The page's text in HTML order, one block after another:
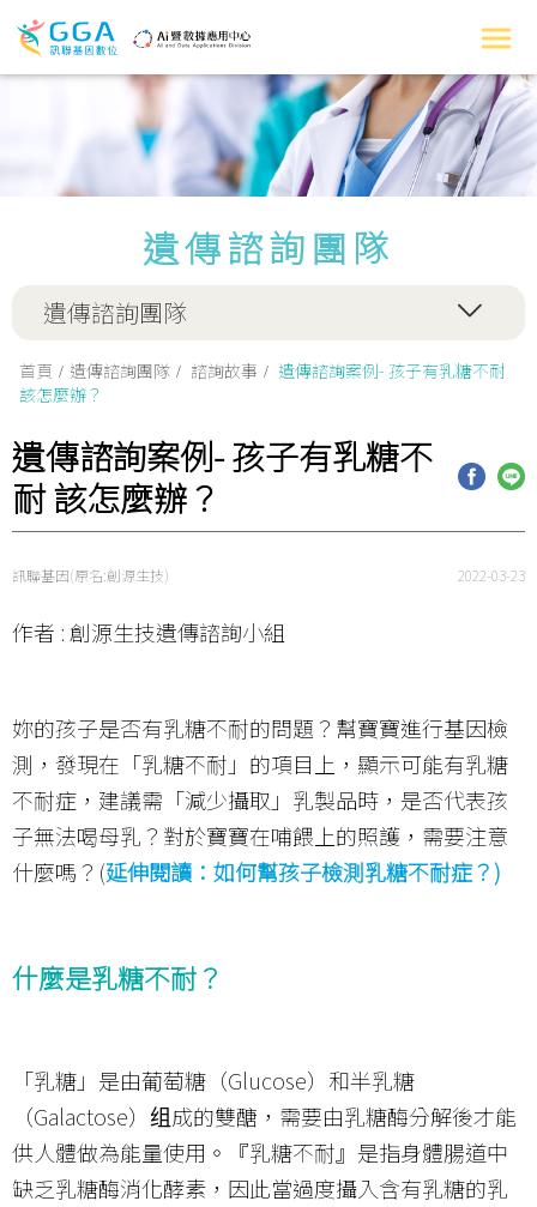
遺傳諮詢團隊
遺傳諮詢團隊
首頁 遺傳諮詢團隊 諮詢故事
遺傳諮詢案例- 孩子有乳糖不耐
該怎麼辦？
遺傳諮詢案例- 孩子有乳糖不
耐 該怎麼辦？
訊聯基因(原名:創源生技) 2022-03-23
作者 : 創源生技遺傳諮詢小組
妳的孩子是否有乳糖不耐的問題？幫寶寶進行基因檢
測，發現在「乳糖不耐」的項目上，顯示可能有乳糖
不耐症，建議需「減少攝取」乳製品時，是否代表孩
子無法喝母乳？對於寶寶在哺餵上的照護，需要注意
什麼嗎？(延伸閱讀：如何幫孩子檢測乳糖不耐症？)
什麼是乳糖不耐？
「乳糖」是由葡萄糖（Glucose）和半乳糖
（Galactose）组成的雙醣，需要由乳糖酶分解後才能
供人體做為能量使用。『乳糖不耐』是指身體腸道中
缺乏乳糖酶消化酵素，因此當過度攝入含有乳糖的乳